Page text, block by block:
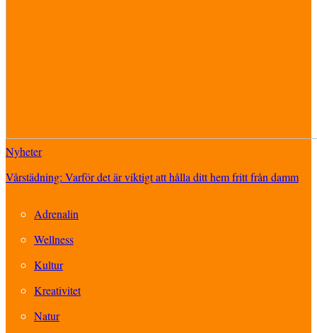
Nyheter
Vårstädning: Varför det är viktigt att hålla ditt hem fritt från damm
Adrenalin
Wellness
Kultur
Kreativitet
Natur